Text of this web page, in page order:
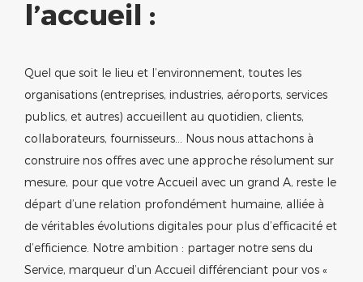
l’accueil :
Quel que soit le lieu et l’environnement, toutes les
organisations (entreprises, industries, aéroports, services
publics, et autres) accueillent au quotidien, clients,
collaborateurs, fournisseurs… Nous nous attachons à
construire nos offres avec une approche résolument sur
mesure, pour que votre Accueil avec un grand A, reste le
départ d’une relation profondément humaine, alliée à
de véritables évolutions digitales pour plus d’efficacité et
d’efficience. Notre ambition : partager notre sens du
Service, marqueur d’un Accueil différenciant pour vos «